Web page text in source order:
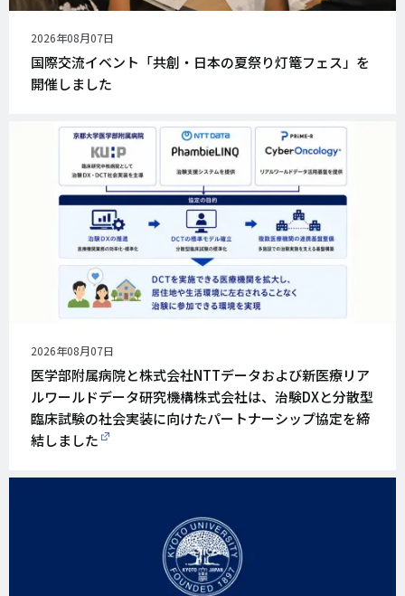
公
開
日
2026年08月07日
国際交流イベント「共創・日本の夏祭り灯篭フェス」を
開催しました
公
開
日
2026年08月07日
医学部附属病院と株式会社NTTデータおよび新医療リア
ルワールドデータ研究機構株式会社は、治験DXと分散型
臨床試験の社会実装に向けたパートナーシップ協定を締
結しました